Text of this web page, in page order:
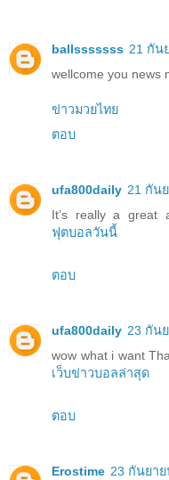
ballsssssss 21 กัน
wellcome you news
ข่าวมวยไทย
ตอบ
ufa800daily 21 กัน
It’s really a great
ฟุตบอลวันนี้
ตอบ
ufa800daily 23 กัน
wow what i want
เว็บข่าวบอลล่าสุด
ตอบ
Erostime 23 กันยาย